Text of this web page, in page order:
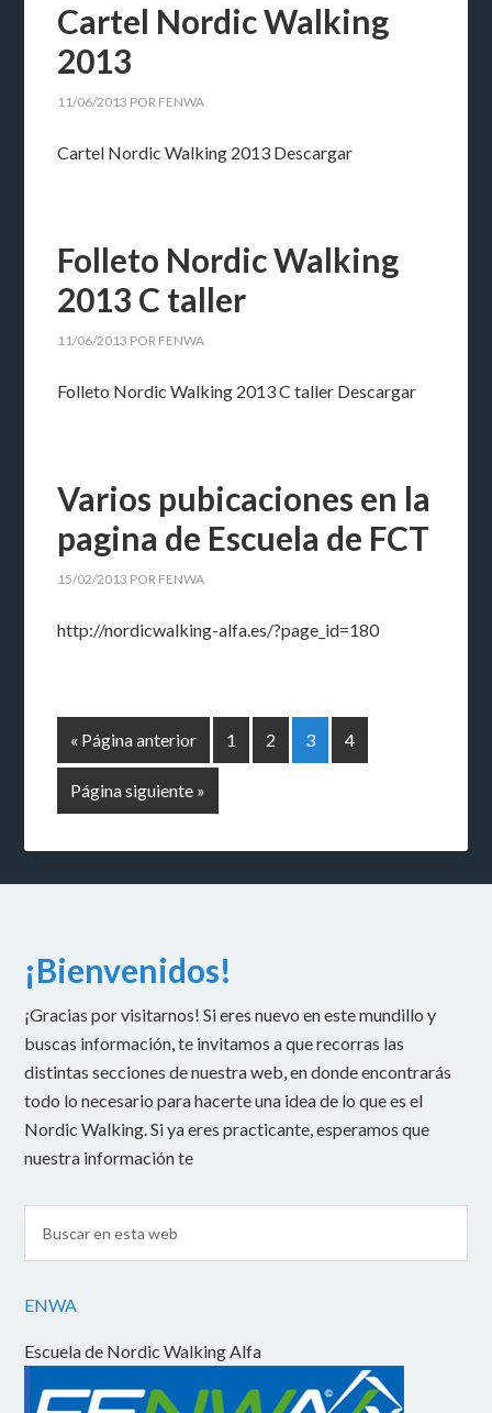
Cartel Nordic Walking
2013
11/06/2013 POR FENWA
Cartel Nordic Walking 2013 Descargar
Folleto Nordic Walking
2013 C taller
11/06/2013 POR FENWA
Folleto Nordic Walking 2013 C taller Descargar
Varios pubicaciones en la
pagina de Escuela de FCT
15/02/2013 POR FENWA
http://nordicwalking-alfa.es/?page_id=180
« Página anterior 1 2 3 4
Página siguiente »
¡Bienvenidos!
¡Gracias por visitarnos! Si eres nuevo en este mundillo y
buscas información, te invitamos a que recorras las
distintas secciones de nuestra web, en donde encontrarás
todo lo necesario para hacerte una idea de lo que es el
Nordic Walking. Si ya eres practicante, esperamos que
nuestra información te
ENWA
Escuela de Nordic Walking Alfa